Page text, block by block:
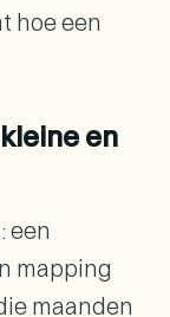
hoe een
en
een
mapping
maanden